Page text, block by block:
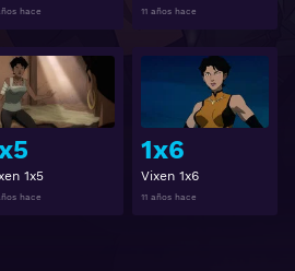
hace 11 años hace
Ver
1x5
hace
1x6
Vixen 1x6
11 años hace